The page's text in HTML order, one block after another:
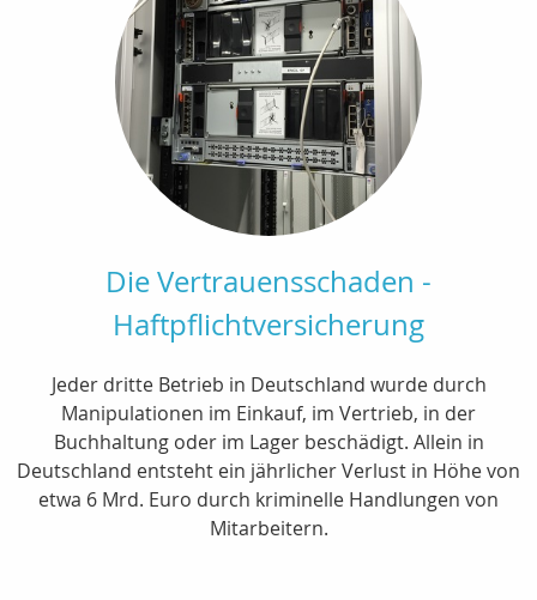
Die Vertrauensschaden -
Haftpflichtversicherung
Jeder dritte Betrieb in Deutschland wurde durch
Manipulationen im Einkauf, im Vertrieb, in der
Buchhaltung oder im Lager beschädigt. Allein in
Deutschland entsteht ein jährlicher Verlust in Höhe von
etwa 6 Mrd. Euro durch kriminelle Handlungen von
Mitarbeitern.